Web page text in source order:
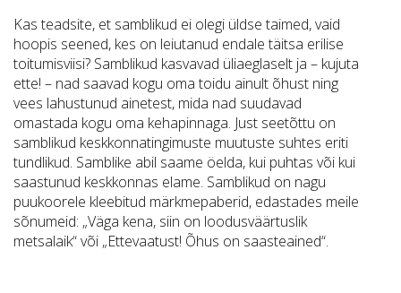
Kas teadsite, et samblikud ei olegi üldse taimed, vaid
hoopis seened, kes on leiutanud endale täitsa erilise
toitumisviisi? Samblikud kasvavad üliaeglaselt ja – kujuta
ette! – nad saavad kogu oma toidu ainult õhust ning
vees lahustunud ainetest, mida nad suudavad
omastada kogu oma kehapinnaga. Just seetõttu on
samblikud keskkonnatingimuste muutuste suhtes eriti
tundlikud. Samblike abil saame öelda, kui puhtas või kui
saastunud keskkonnas elame. Samblikud on nagu
puukoorele kleebitud märkmepaberid, edastades meile
sõnumeid: „Väga kena, siin on loodusväärtuslik
metsalaik“ või „Ettevaatust! Õhus on saasteained“.